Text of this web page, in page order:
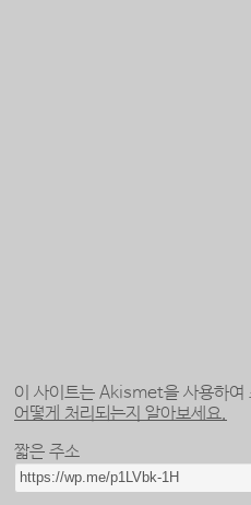
이 사이트는 Akismet을 사용하여
어떻게 처리되는지 알아보세요.
짧은 주소